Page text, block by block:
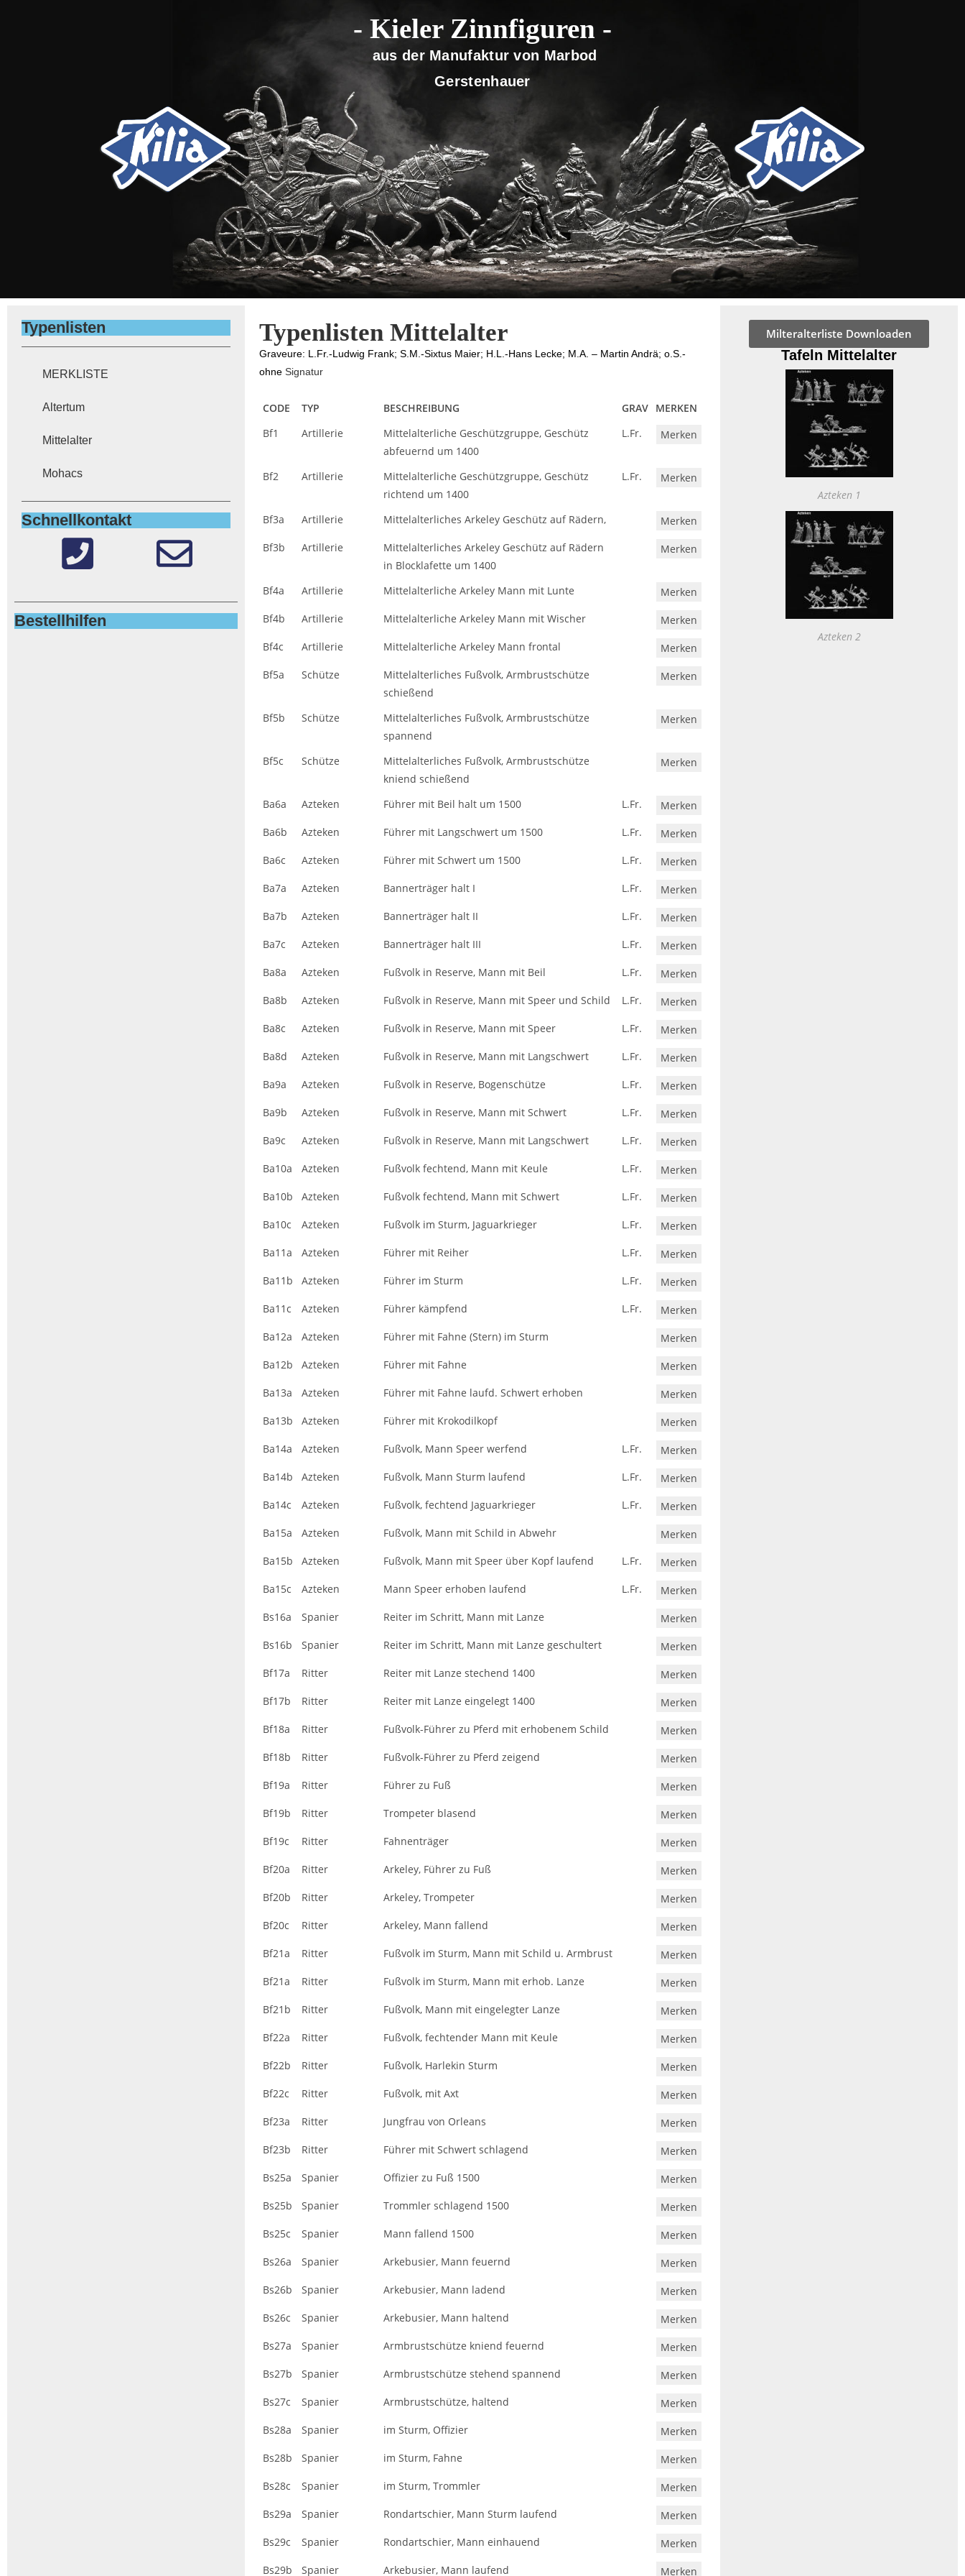
- Kieler Zinnfiguren -
aus der Manufaktur von Marbod
Gerstenhauer
Typenlisten
MERKLISTE
Altertum
Mittelalter
Mohacs
Schnellkontakt
Bestellhilfen
Typenlisten Mittelalter
Graveure: L.Fr.-Ludwig Frank; S.M.-Sixtus Maier; H.L.-Hans Lecke; M.A. – Martin Andrä; o.S.-
ohne Signatur
CODE TYP BESCHREIBUNG GRAV MERKEN
Bf1
Artillerie
Mittelalterliche Geschützgruppe, Geschütz
abfeuernd um 1400
L.Fr. Merken
Bf2 Artillerie
Mittelalterliche Geschützgruppe, Geschütz
richtend um 1400
L.Fr. Merken
Bf3a Artillerie Mittelalterliches Arkeley Geschütz auf Rädern,
Merken
Bf3b
Artillerie
Mittelalterliches Arkeley Geschütz auf Rädern
in Blocklafette um 1400
Merken
Bf4a Artillerie Mittelalterliche Arkeley Mann mit Lunte
Merken
Bf4b
Artillerie Mittelalterliche Arkeley Mann mit Wischer
Merken
Bf4c
Artillerie Mittelalterliche Arkeley Mann frontal
Merken
Bf5a
Schütze
Mittelalterliches Fußvolk, Armbrustschütze
schießend
Merken
Bf5b Schütze
Mittelalterliches Fußvolk, Armbrustschütze
spannend
Merken
Bf5c Schütze
Mittelalterliches Fußvolk, Armbrustschütze
kniend schießend
Merken
Ba6a Azteken Führer mit Beil halt um 1500 L.Fr.
Merken
Ba6b
Azteken Führer mit Langschwert um 1500 L.Fr.
Merken
Ba6c
Azteken Führer mit Schwert um 1500 L.Fr.
Merken
Ba7a
Azteken Bannerträger halt I L.Fr.
Merken
Ba7b
Azteken Bannerträger halt II L.Fr.
Merken
Ba7c
Azteken Bannerträger halt III L.Fr.
Merken
Ba8a
Azteken Fußvolk in Reserve, Mann mit Beil L.Fr.
Merken
Ba8b
Azteken Fußvolk in Reserve, Mann mit Speer und Schild L.Fr.
Merken
Ba8c
Azteken Fußvolk in Reserve, Mann mit Speer L.Fr.
Merken
Ba8d
Azteken Fußvolk in Reserve, Mann mit Langschwert L.Fr.
Merken
Ba9a
Azteken Fußvolk in Reserve, Bogenschütze L.Fr.
Merken
Ba9b
Azteken Fußvolk in Reserve, Mann mit Schwert L.Fr.
Merken
Ba9c
Azteken Fußvolk in Reserve, Mann mit Langschwert L.Fr.
Merken
Ba10a
Azteken Fußvolk fechtend, Mann mit Keule L.Fr.
Merken
Ba10b
Azteken Fußvolk fechtend, Mann mit Schwert L.Fr.
Merken
Ba10c
Azteken Fußvolk im Sturm, Jaguarkrieger L.Fr.
Merken
Ba11a
Azteken Führer mit Reiher L.Fr.
Merken
Ba11b
Azteken Führer im Sturm L.Fr.
Merken
Ba11c
Azteken Führer kämpfend L.Fr.
Merken
Ba12a
Azteken Führer mit Fahne (Stern) im Sturm
Merken
Ba12b
Azteken Führer mit Fahne
Merken
Ba13a
Azteken Führer mit Fahne laufd. Schwert erhoben
Merken
Ba13b
Azteken Führer mit Krokodilkopf
Merken
Ba14a
Azteken Fußvolk, Mann Speer werfend L.Fr.
Merken
Ba14b
Azteken Fußvolk, Mann Sturm laufend L.Fr.
Merken
Ba14c
Azteken Fußvolk, fechtend Jaguarkrieger L.Fr.
Merken
Ba15a
Azteken Fußvolk, Mann mit Schild in Abwehr
Merken
Ba15b
Azteken Fußvolk, Mann mit Speer über Kopf laufend L.Fr.
Merken
Ba15c
Azteken Mann Speer erhoben laufend L.Fr.
Merken
Bs16a
Spanier Reiter im Schritt, Mann mit Lanze
Merken
Bs16b
Spanier Reiter im Schritt, Mann mit Lanze geschultert
Merken
Bf17a
Ritter Reiter mit Lanze stechend 1400
Merken
Bf17b
Ritter Reiter mit Lanze eingelegt 1400
Merken
Bf18a
Ritter Fußvolk-Führer zu Pferd mit erhobenem Schild
Merken
Bf18b
Ritter Fußvolk-Führer zu Pferd zeigend
Merken
Bf19a
Ritter Führer zu Fuß
Merken
Bf19b
Ritter Trompeter blasend
Merken
Bf19c
Ritter Fahnenträger
Merken
Bf20a
Ritter Arkeley, Führer zu Fuß
Merken
Bf20b
Ritter Arkeley, Trompeter
Merken
Bf20c
Ritter Arkeley, Mann fallend
Merken
Bf21a
Ritter Fußvolk im Sturm, Mann mit Schild u. Armbrust
Merken
Bf21a
Ritter Fußvolk im Sturm, Mann mit erhob. Lanze
Merken
Bf21b
Ritter Fußvolk, Mann mit eingelegter Lanze
Merken
Bf22a
Ritter Fußvolk, fechtender Mann mit Keule
Merken
Bf22b
Ritter Fußvolk, Harlekin Sturm
Merken
Bf22c
Ritter Fußvolk, mit Axt
Merken
Bf23a
Ritter Jungfrau von Orleans
Merken
Bf23b
Ritter Führer mit Schwert schlagend
Merken
Bs25a
Spanier Offizier zu Fuß 1500
Merken
Bs25b
Spanier Trommler schlagend 1500
Merken
Bs25c
Spanier Mann fallend 1500
Merken
Bs26a
Spanier Arkebusier, Mann feuernd
Merken
Bs26b
Spanier Arkebusier, Mann ladend
Merken
Bs26c
Spanier Arkebusier, Mann haltend
Merken
Bs27a
Spanier Armbrustschütze kniend feuernd
Merken
Bs27b
Spanier Armbrustschütze stehend spannend
Merken
Bs27c
Spanier Armbrustschütze, haltend
Merken
Bs28a
Spanier im Sturm, Offizier
Merken
Bs28b
Spanier im Sturm, Fahne
Merken
Bs28c
Spanier im Sturm, Trommler
Merken
Bs29a
Spanier Rondartschier, Mann Sturm laufend
Merken
Bs29c
Spanier Rondartschier, Mann einhauend
Merken
Bs29b
Spanier Arkebusier, Mann laufend Merken
Milteralterliste Downloaden
Tafeln Mittelalter
Azteken 1
Azteken 2